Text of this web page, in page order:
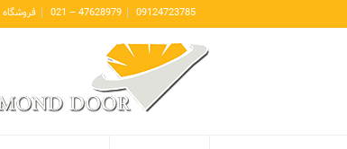
09124723785
47628979 – 021 فروشگاه